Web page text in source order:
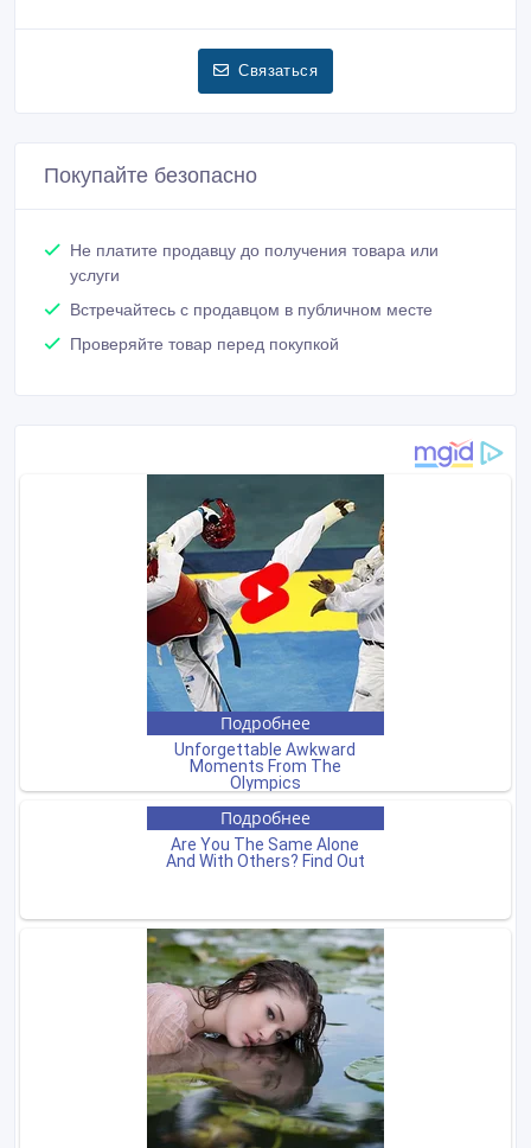
Связаться
Покупайте безопасно
Не платите продавцу до получения товара или
услуги
Встречайтесь с продавцом в публичном месте
Проверяйте товар перед покупкой